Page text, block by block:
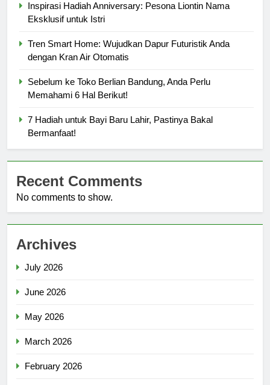
Inspirasi Hadiah Anniversary: Pesona Liontin Nama
Eksklusif untuk Istri
Tren Smart Home: Wujudkan Dapur Futuristik Anda
dengan Kran Air Otomatis
Sebelum ke Toko Berlian Bandung, Anda Perlu
Memahami 6 Hal Berikut!
7 Hadiah untuk Bayi Baru Lahir, Pastinya Bakal
Bermanfaat!
Recent Comments
No comments to show.
Archives
July 2026
June 2026
May 2026
March 2026
February 2026